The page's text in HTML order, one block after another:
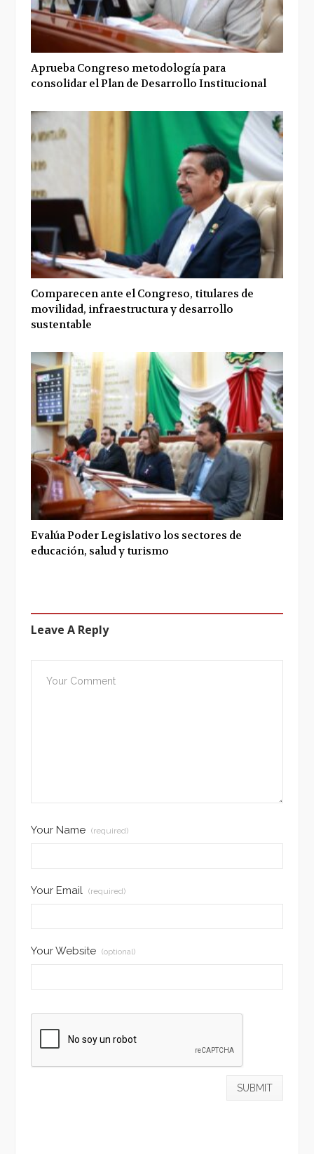
Aprueba Congreso metodología para
consolidar el Plan de Desarrollo Institucional
Comparecen ante el Congreso, titulares de
movilidad, infraestructura y desarrollo
sustentable
Evalúa Poder Legislativo los sectores de
educación, salud y turismo
Leave A Reply
Your Name (required)
Your Email (required)
Your Website (optional)